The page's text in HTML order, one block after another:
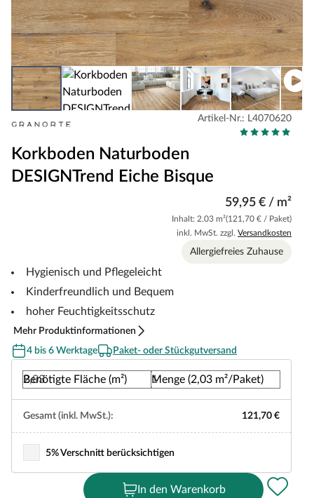
Artikel-Nr.: L4070620
Korkboden Naturboden
DESIGNTrend Eiche Bisque
59,95 € / m²
Inhalt: 2.03 m²(121,70 € / Paket)
inkl. MwSt. zzgl. Versandkosten
Allergiefreies Zuhause
Hygienisch und Pflegeleicht
Kinderfreundlich und Bequem
hoher Feuchtigkeitsschutz
Mehr Produktinformationen
4 bis 6 Werktage
Paket- oder Stückgutversand
Benötigte Fläche (m²) Menge (2,03 m²/Paket)
Gesamt (inkl. MwSt.): 121,70 €
5% Verschnitt berücksichtigen
In den Warenkorb